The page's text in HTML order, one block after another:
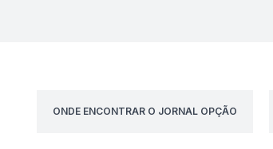
ONDE ENCONTRAR O JORNAL OPÇÃO